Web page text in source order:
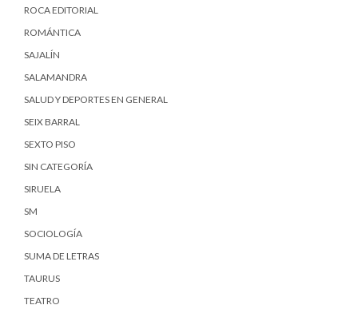
ROCA EDITORIAL
ROMÁNTICA
SAJALÍN
SALAMANDRA
SALUD Y DEPORTES EN GENERAL
SEIX BARRAL
SEXTO PISO
SIN CATEGORÍA
SIRUELA
SM
SOCIOLOGÍA
SUMA DE LETRAS
TAURUS
TEATRO